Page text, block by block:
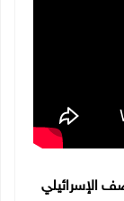
الإسرائيلي